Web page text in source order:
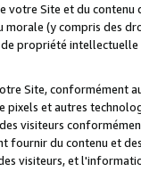
votre Site et du
(y compris des
propriété
Site, conformément
pixels et autres
visiteurs
fournir du contenu et
visiteurs, et